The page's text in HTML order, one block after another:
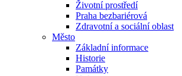
Životní prostředí
Praha bezbariérová
Zdravotní a sociální oblast
Město
Základní informace
Historie
Památky